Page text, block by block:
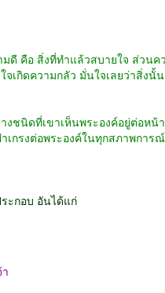
ดี คือ สิ่งที่ทำแล้วสบายใจ ส่วน
จเกิดความกลัว มั่นใจเลยว่าสิ่งนั้
ดที่เขาเห็นพระองค์อยู่ต่อหน้า
กรงต่อพระองค์ในทุกสภาพการ
ะกอบ อันได้แก่